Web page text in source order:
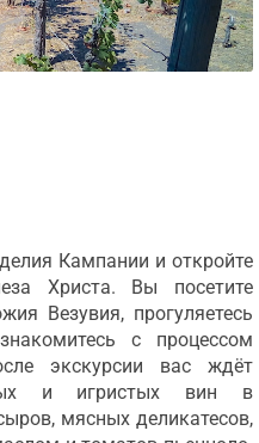
Кампании и откройте
Христа. Вы посетите
Везувия, прогуляетесь
с процессом
экскурсии вас ждёт
и игристых вин в
мясных деликатесов,